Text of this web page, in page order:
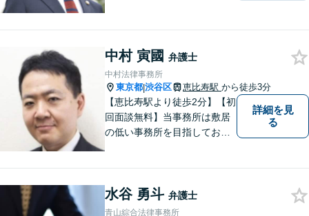
中村 寅國 弁護士
中村法律事務所
東京都|渋谷区 恵比寿駅 から徒歩3分
【恵比寿駅より徒歩2分】【初
回面談無料】当事務所は敷居
の低い事務所を目指しており
【当日／夜間／休日対応可
能】一人で悩まず一緒に問題
詳細を見
る
水谷 勇斗 弁護士
青山綜合法律事務所